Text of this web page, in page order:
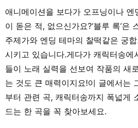
넘게 ‘좋아하는 것을 좋아한다’를 모
쓰고 있습니다. 밴드 활동 경력이 있으
의 포지션이었습니다. 연주 경험이
니다. 40대 중반부터 영어 공부를 시
애니메이션을 보다가 오프닝이나
이 돋은 적, 없으신가요?‘블루 록’은
주제가와 엔딩 테마의 찰떡같은 궁
시키고 있습니다.게다가 캐릭터송에
들이 노래 실력을 선보여 작품의 새
는 것도 큰 매력이지요!이 글에서는
부터 관련 곡, 캐릭터송까지 폭넓게
드는 한 곡을 꼭 찾아보세요.